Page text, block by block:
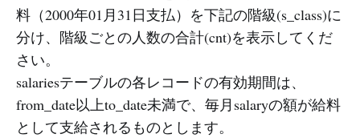
料（2000年01月31日支払）を下記の階級(s_class)に
分け、階級ごとの人数の合計(cnt)を表示してくだ
さい。
salariesテーブルの各レコードの有効期間は、
from_date以上to_date未満で、毎月salaryの額が給料
として支給されるものとします。